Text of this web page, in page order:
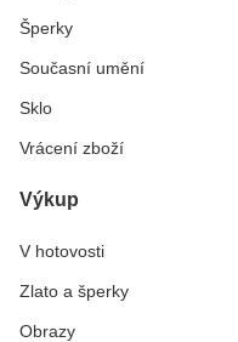
Šperky
Současní umění
Sklo
Vrácení zboží
Výkup
V hotovosti
Zlato a šperky
Obrazy